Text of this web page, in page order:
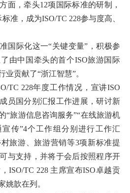
面，牵头12项国际标准的研制，
准，成为ISO/TC 228参与度高、
际化这一“关键变量”，积极参
由中国牵头的首个ISO旅游国际
贡献了“浙江智慧”。
228年度工作情况，宣讲ISO
员国分别汇报工作进展，研讨新
“旅游信息咨询服务”“在线旅游机
宣传”4个工作组分别进行工作汇
旅游、旅游营销等3项新标准提
与支持，并将于会后按照程序开
ISO/TC 228 主席宣布ISO卓越贡
姚歆在列。